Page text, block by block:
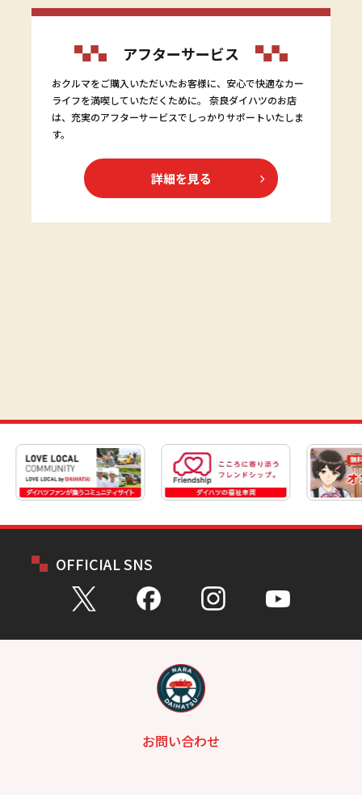
アフターサービス
おクルマをご購入いただいたお客様に、安心で快適なカー
ライフを満喫していただくために。 奈良ダイハツのお店
は、充実のアフターサービスでしっかりサポートいたしま
す。
詳細を見る
OFFICIAL SNS
お問い合わせ